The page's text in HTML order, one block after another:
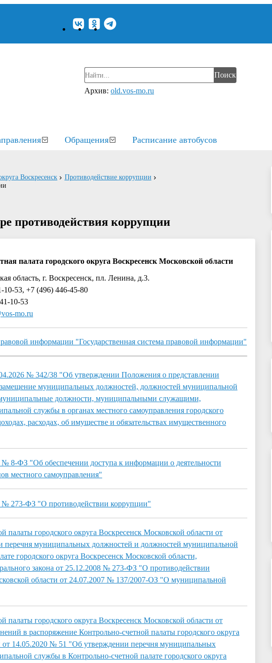
Поиск
Архив: old.vos-mo.ru
Обращения Расписание автобусов
Воскресенск
Противодействие коррупции
противодействия коррупции
палата городского округа Воскресенск Московской области
область, г. Воскресенск, пл. Ленина, д.3.
10-53, +7 (496) 446-45-80
10-53
mo.ru
информации "Государственная система правовой информации"
№ 342/38 "Об утверждении Положения о представлении
муниципальных должностей, должностей муниципальной
должности, муниципальными служащими,
службы в органах местного самоуправления городского
расходах, об имуществе и обязательствах имущественного
8-ФЗ "Об обеспечении доступа к информации о деятельности
местного самоуправления"
№ 273-ФЗ "О противодействии коррупции"
палаты городского округа Воскресенск Московской области от
муниципальных должностей и должностей муниципальной
городского округа Воскресенск Московской области,
закона от 25.12.2008 № 273-ФЗ "О противодействии
области от 24.07.2007 № 137/2007-ОЗ "О муниципальной
палаты городского округа Воскресенск Московской области от
в распоряжение Контрольно-счетной палаты городского округа
от 14.05.2020 № 51 "Об утверждении перечня муниципальных
службы в Контрольно-счетной палате городского округа